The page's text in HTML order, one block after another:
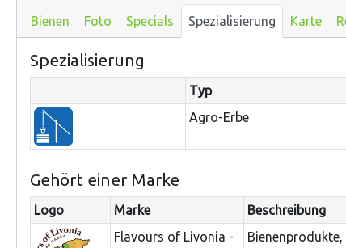
Bienen Foto Specials Spezialisierung Karte
Spezialisierung
Typ
Agro-Erbe
Gehört einer Marke
Logo Marke
Beschreibung
Flavours of Livonia -